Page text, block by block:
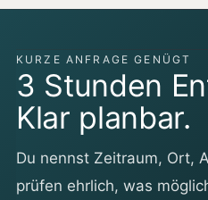
KURZE ANFRAGE GENÜGT
3 Stunden
Klar planbar.
Du nennst Zeitraum, Ort,
prüfen ehrlich, was